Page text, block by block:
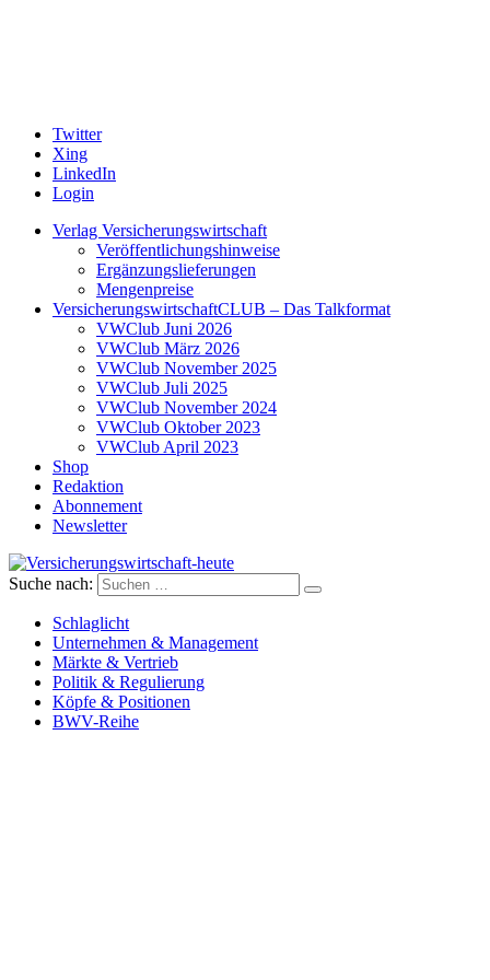
Twitter
Xing
LinkedIn
Login
Verlag Versicherungswirtschaft
Veröffentlichungshinweise
Ergänzungslieferungen
Mengenpreise
VersicherungswirtschaftCLUB – Das Talkformat
VWClub Juni 2026
VWClub März 2026
VWClub November 2025
VWClub Juli 2025
VWClub November 2024
VWClub Oktober 2023
VWClub April 2023
Shop
Redaktion
Abonnement
Newsletter
Versicherungswirtschaft-heute
Suche nach:
Schlaglicht
Unternehmen & Management
Märkte & Vertrieb
Politik & Regulierung
Köpfe & Positionen
BWV-Reihe